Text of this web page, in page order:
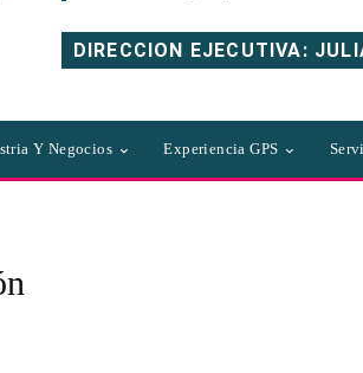
DIRECCION EJECUTIVA:
Y Negocios Experiencia GPS